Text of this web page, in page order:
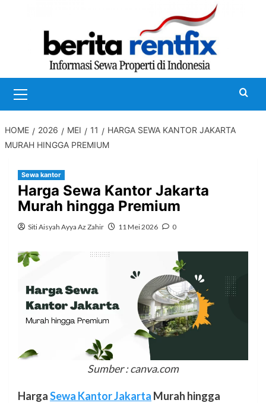
Menu
HOME 2026 MEI 11
HARGA SEWA KANTOR JAKARTA
MURAH HINGGA PREMIUM
Sewa kantor
Harga Sewa Kantor Jakarta
Murah hingga Premium
Siti Aisyah Ayya Az Zahir 11 Mei 2026 0
Sumber : canva.com
HargaSewa Kantor Jakarta Murah hingga